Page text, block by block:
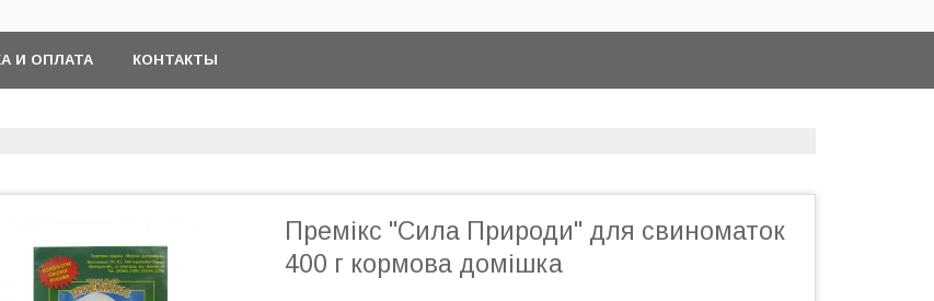
И ОПЛАТА КОНТАКТЫ
Премікс "Сила Природи" для свиноматок
400 г кормова домішка